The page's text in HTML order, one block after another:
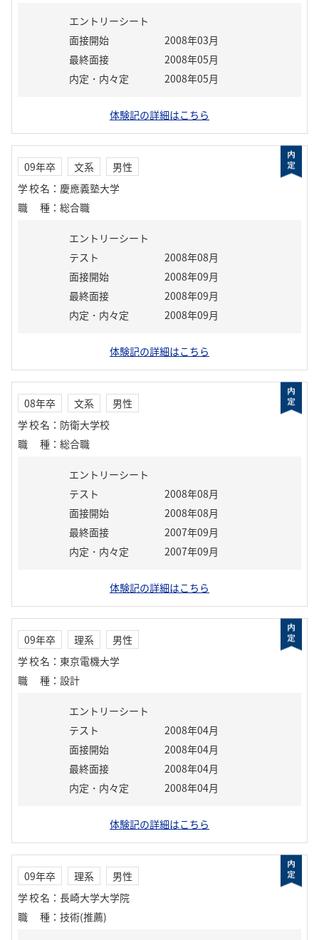
エントリーシート
面接開始
2008年03月
最終面接
2008年05月
内定・内々定
2008年05月
体験記の詳細はこちら
09年卒 文系
男性
学校名 ： 慶應義塾大学
職種 ： 総合職
エントリーシート
テスト
2008年08月
面接開始
2008年09月
最終面接
2008年09月
内定・内々定
2008年09月
体験記の詳細はこちら
08年卒 文系
男性
学校名 ： 防衛大学校
職種 ： 総合職
エントリーシート
テスト
2008年08月
面接開始
2008年08月
最終面接
2007年09月
内定・内々定
2007年09月
体験記の詳細はこちら
09年卒 理系
男性
学校名 ： 東京電機大学
職種 ： 設計
エントリーシート
テスト
2008年04月
面接開始
2008年04月
最終面接
2008年04月
内定・内々定
2008年04月
体験記の詳細はこちら
09年卒 理系
男性
学校名 ： 長崎大学大学院
職種 ： 技術(推薦)